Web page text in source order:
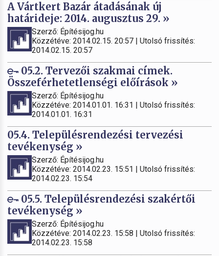
A Vártkert Bazár átadásának új
határideje: 2014. augusztus 29. »
Szerző: Építésijog.hu
Közzétéve: 2014.02.15. 20:57 | Utolsó frissítés:
2014.02.15. 20:57
05.2. Tervezői szakmai címek.
Összeférhetetlenségi előírások »
Szerző: Építésijog.hu
Közzétéve: 2014.01.01. 16:31 | Utolsó frissítés:
2014.01.01. 16:31
05.4. Településrendezési tervezési
tevékenység »
Szerző: Építésijog.hu
Közzétéve: 2014.02.23. 15:51 | Utolsó frissítés:
2014.02.23. 15:54
05.5. Településrendezési szakértői
tevékenység »
Szerző: Építésijog.hu
Közzétéve: 2014.02.23. 15:58 | Utolsó frissítés:
2014.02.23. 15:58